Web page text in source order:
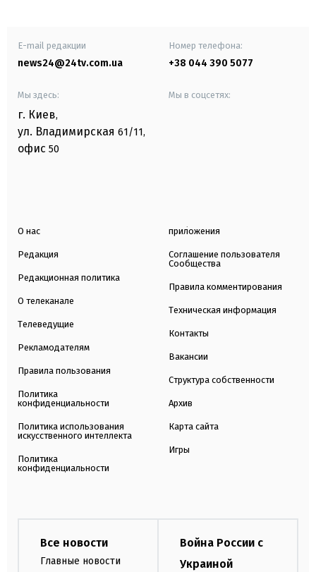
E-mail редакции
news24@24tv.com.ua
Номер телефона:
+38 044 390 5077
Мы здесь:
г. Киев,
ул. Владимирская 61/11,
офис 50
Мы в соцсетях:
О нас
Редакция
Редакционная политика
О телеканале
Телеведущие
Рекламодателям
Правила пользования
Политика
конфиденциальности
Политика использования
искусственного интеллекта
Политика
конфиденциальности
приложения
Соглашение пользователя
Сообщества
Правила комментирования
Техническая информация
Контакты
Вакансии
Структура собственности
Архив
Карта сайта
Игры
Все новости
Главные новости
Война России с
Украиной